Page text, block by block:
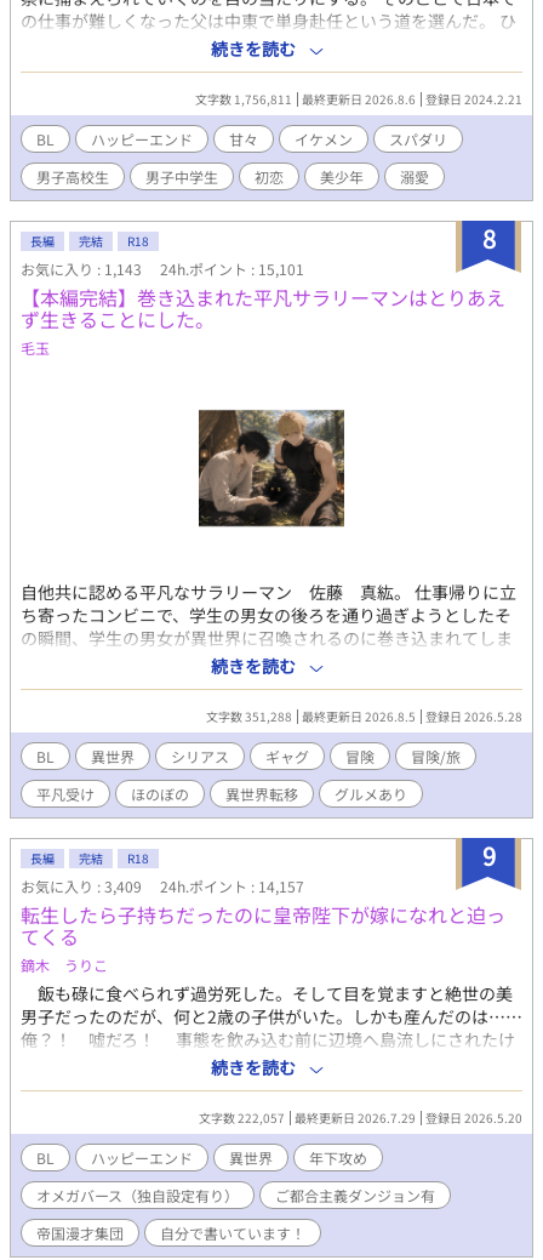
の仕事が難しくなった父は中東で単身赴任という道を選んだ。 ひ
とりで日本に取り残されることになった僕は、その場に居合わせ
た磯山という弁護士さんの家にしばらくお世話になることになっ
た。 そこでの生活は僕が今まで過ごしてきた毎日とは全く別物
で、最初は戸惑いつつも次第にこれが幸せなのかと感じるように
なった。 そんな時、磯山先生の甥っ子さんが一緒に暮らすように
なって……。 母親に洗脳され抑圧的な生活をしてきた直純と、直
純に好意を持つ高校生の昇との可愛らしい恋のお話です。 こちら
は『歩けなくなったお荷物な僕がセレブなイケメン社長に甘々な
お世話されています』の中の脇カップルだったのですが、最近も
のすごくこの2人の出番が増えてきて主人公カップルの話が進まな
いので、直純が磯山先生宅にお世話になるところから話を独立さ
せることにしました。 とりあえずあちらの話を移動させて少しず
つ繋がりを綺麗にしようと思っています。 年齢の都合もありR18
までは少しかかりますが、その場面には※つけます。
続きを読む
文字数 1,756,811 最終更新日 2026.8.6 登録日 2024.2.21
BL ハッピーエンド 甘々 イケメン
スパダリ
男子高校生
男子中学生 初恋 美少年 溺愛
8
長編 完結 R18
お気に入り : 1,143 24h.ポイント : 15,101
【本編完結】巻き込まれた平凡サラリーマンはとりあえ
ず生きることにした。
毛玉
自他共に認める平凡なサラリーマン 佐藤 真紘。 仕事帰りに立
ち寄ったコンビニで、学生の男女の後ろを通り過ぎようとしたそ
の瞬間、学生の男女が異世界に召喚されるのに巻き込まれてしま
う。 召喚された先の状況に、ラノベにアニメにゲームが好きなオ
タクの真紘は理解した。 これアカン方の召喚やん。と。 だが様々
な事情が重なり、真紘は死を免れて単身旅に出ることに。 元の世
界での知識と召喚者特典を駆使して旅をする真紘。 そこに護衛と
してイケメン騎士謙冒険者のロイドが付けられてしまい、仕方な
く国境まで護衛として同行することになるが？ 年下イケメン冒険
者（騎士）×年上鈍感平凡男性 どちらもノンケです。でもBLで
す。 冒険や人との出会いだったり世界観がメインで、恋愛要素ま
でいくのが長くなりますが、二人の心の機微を書くのが楽しくて
ジレジレになりそうですが、それでも良ければのんびりお付き合
い頂けましたら幸いです。 R18要素は入れる予定ですが、進行上
めっちゃ先になります。題名に※ついたらR18です。 R15程度は
予告なく入れますので、ご了承下さい。 誤字脱字等ありました
ら、優しく御報告頂けますと助かります。 良ければコメント頂け
ますと嬉しいです。 因みに表紙は、イメージを固めるためにAIに
作ってもらったものです。 ムーンライトノベルズにも掲載してま
す。
続きを読む
文字数 351,288 最終更新日 2026.8.5 登録日 2026.5.28
BL 異世界 シリアス ギャグ 冒険
冒険/旅
平凡受け
ほのぼの 異世界転移 グルメあり
9
長編 完結 R18
お気に入り : 3,409 24h.ポイント : 14,157
転生したら子持ちだったのに皇帝陛下が嫁になれと迫っ
てくる
鏑木 うりこ
飯も碌に食べられず過労死した。そして目を覚ますと絶世の美
男子だったのだが、何と2歳の子供がいた。しかも産んだのは……
俺？！ 嘘だろ！ 事態を飲み込む前に辺境へ島流しにされたけ
れど、今度こそ努力が身を結び、美味しいご飯を食べられる生活
を送るんだ！ そんな悠々自適快適スローライフ辺境生活に暗雲
が立ち込める。え？ 息子がやらかした？ どういうことな
の？！ 皇帝陛下に呼び出しを食らっちゃったよー！ ドラゴン
ステーキを食べられないじゃないか！ 皇帝陛下×美貌のオメガに
入り込んだおじさんのR18BLとなります。タグの確認をお願い致
します！ 以上で完結となります。長い間お読みいただきありが
とうございます。 何かの機会があれば番外編の追加など考えてお
ります(*'ω'*) その時は楽しんでいただけると幸いです。
続きを読む
文字数 222,057 最終更新日 2026.7.29 登録日 2026.5.20
BL ハッピーエンド 異世界
年下攻め
オメガバース（独自設定有り）
ご都合主義ダンジョン有
帝国漫才集団
自分で書いています！